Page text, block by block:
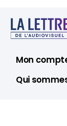
Mon
Qui